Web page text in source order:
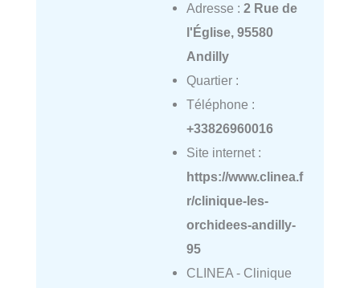
Adresse : 2 Rue de
l'Église, 95580
Andilly
Quartier :
Téléphone :
+33826960016
Site internet :
https://www.clinea.f
r/clinique-les-
orchidees-andilly-
95
CLINEA - Clinique